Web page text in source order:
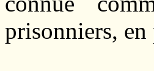
prisonniers,